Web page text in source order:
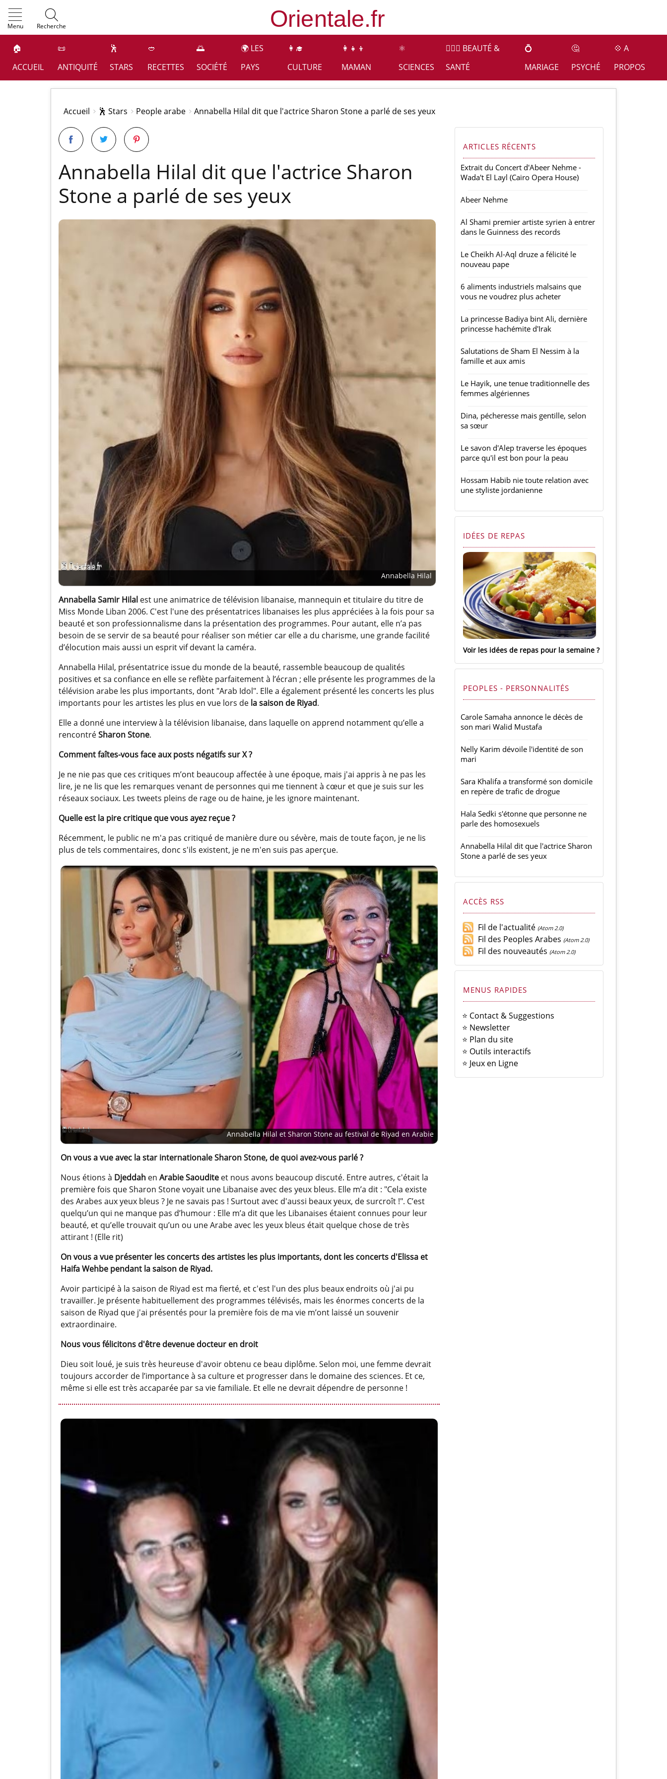
Menu Recherche
🏠
ACCUEIL
📜
ANTIQUITÉ
🕺
STARS
🥙
RECETTES
🌅
SOCIÉTÉ
🌍 LES
PAYS
👩‍🎓
CULTURE
👩‍👧‍👦
MAMAN
⚛️
SCIENCES
👩🏻‍⚕️ BEAUTÉ &
SANTÉ
💍
MARIAGE
🤔
PSYCHÉ
💠 A
PROPOS
Accueil 🕺 Stars People arabe Annabella Hilal dit que l'actrice Sharon Stone a parlé de ses yeux
Annabella Hilal dit que l'actrice Sharon
Stone a parlé de ses yeux
Annabella Hilal
Annabella Samir Hilal est une animatrice de télévision libanaise, mannequin et titulaire du titre de
Miss Monde Liban 2006. C'est l'une des présentatrices libanaises les plus appréciées à la fois pour sa
beauté et son professionnalisme dans la présentation des programmes. Pour autant, elle n’a pas
besoin de se servir de sa beauté pour réaliser son métier car elle a du charisme, une grande facilité
d’élocution mais aussi un esprit vif devant la caméra.
Annabella Hilal, présentatrice issue du monde de la beauté, rassemble beaucoup de qualités
positives et sa confiance en elle se reflète parfaitement à l’écran ; elle présente les programmes de la
télévision arabe les plus importants, dont "Arab Idol". Elle a également présenté les concerts les plus
importants pour les artistes les plus en vue lors de la saison de Riyad.
Elle a donné une interview à la télévision libanaise, dans laquelle on apprend notamment qu’elle a
rencontréSharon Stone.
Comment faîtes-vous face aux posts négatifs sur X ?
Je ne nie pas que ces critiques m’ont beaucoup affectée à une époque, mais j'ai appris à ne pas les
lire, je ne lis que les remarques venant de personnes qui me tiennent à cœur et que je suis sur les
réseaux sociaux. Les tweets pleins de rage ou de haine, je les ignore maintenant.
Quelle est la pire critique que vous ayez reçue ?
Récemment, le public ne m'a pas critiqué de manière dure ou sévère, mais de toute façon, je ne lis
plus de tels commentaires, donc s'ils existent, je ne m'en suis pas aperçue.
Annabella Hilal et Sharon Stone au festival de Riyad en Arabie
On vous a vue avec la star internationale Sharon Stone, de quoi avez-vous parlé ?
Nous étions à Djeddah enArabie Saoudite et nous avons beaucoup discuté. Entre autres, c'était la
première fois que Sharon Stone voyait une Libanaise avec des yeux bleus. Elle m’a dit : "Cela existe
des Arabes aux yeux bleus ? Je ne savais pas ! Surtout avec d'aussi beaux yeux, de surcroît !". C’est
quelqu’un qui ne manque pas d’humour : Elle m’a dit que les Libanaises étaient connues pour leur
beauté, et qu’elle trouvait qu’un ou une Arabe avec les yeux bleus était quelque chose de très
attirant ! (Elle rit)
On vous a vue présenter les concerts des artistes les plus importants, dont les concerts d'Elissa et
Haifa Wehbe pendant la saison de Riyad.
Avoir participé à la saison de Riyad est ma fierté, et c'est l'un des plus beaux endroits où j'ai pu
travailler. Je présente habituellement des programmes télévisés, mais les énormes concerts de la
saison de Riyad que j'ai présentés pour la première fois de ma vie m’ont laissé un souvenir
extraordinaire.
Nous vous félicitons d'être devenue docteur en droit
Dieu soit loué, je suis très heureuse d'avoir obtenu ce beau diplôme. Selon moi, une femme devrait
toujours accorder de l’importance à sa culture et progresser dans le domaine des sciences. Et ce,
même si elle est très accaparée par sa vie familiale. Et elle ne devrait dépendre de personne !
ARTICLES RÉCENTS
Extrait du Concert d'Abeer Nehme -
Wada't El Layl (Cairo Opera House)
Abeer Nehme
Al Shami premier artiste syrien à entrer
dans le Guinness des records
Le Cheikh Al-Aql druze a félicité le
nouveau pape
6 aliments industriels malsains que
vous ne voudrez plus acheter
La princesse Badiya bint Ali, dernière
princesse hachémite d'Irak
Salutations de Sham El Nessim à la
famille et aux amis
Le Hayik, une tenue traditionnelle des
femmes algériennes
Dina, pécheresse mais gentille, selon
sa sœur
Le savon d'Alep traverse les époques
parce qu'il est bon pour la peau
Hossam Habib nie toute relation avec
une styliste jordanienne
IDÉES DE REPAS
Voir les idées de repas pour la semaine
PEOPLES - PERSONNALITÉS
Carole Samaha annonce le décès de
son mari Walid Mustafa
Nelly Karim dévoile l'identité de son
mari
Sara Khalifa a transformé son domicile
en repère de trafic de drogue
Hala Sedki s'étonne que personne ne
parle des homosexuels
Annabella Hilal dit que l'actrice Sharon
Stone a parlé de ses yeux
ACCÈS RSS
Fil de l'actualité (Atom 2.0)
Fil des Peoples Arabes (Atom 2.0)
Fil des nouveautés (Atom 2.0)
MENUS RAPIDES
⭐ Contact & Suggestions
⭐ Newsletter
⭐ Plan du site
⭐ Outils interactifs
⭐ Jeux en Ligne